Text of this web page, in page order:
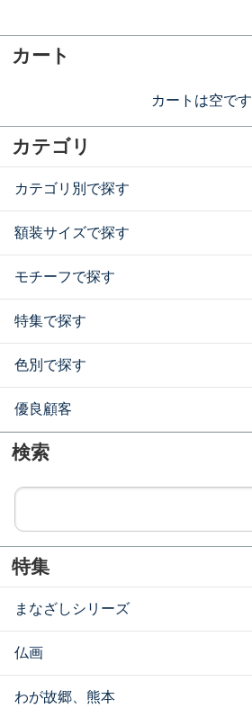
カート
カートは空です
カテゴリ
カテゴリ別で探す
額装サイズで探す
モチーフで探す
特集で探す
色別で探す
優良顧客
検索
特集
まなざしシリーズ
仏画
わが故郷、熊本